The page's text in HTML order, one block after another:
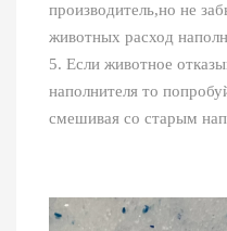
производитель,но не
животных расход
5. Если животное
наполнителя то
смешивая со старым